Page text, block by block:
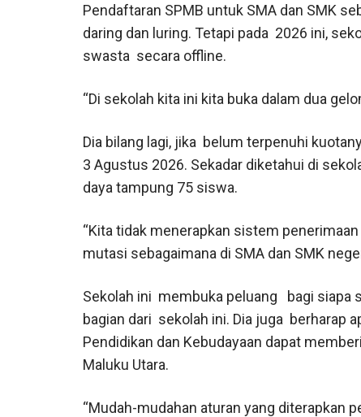
Pendaftaran SPMB untuk SMA dan SMK
daring dan luring. Tetapi pada 2026 ini,
swasta secara offline.
“Di sekolah kita ini kita buka dalam dua
Dia bilang lagi, jika belum terpenuhi
3 Agustus 2026. Sekadar diketahui di
daya tampung 75 siswa.
“Kita tidak menerapkan sistem
mutasi sebagaimana di SMA dan SMK
Sekolah ini membuka peluang bagi siapa
bagian dari sekolah ini. Dia juga berharap
Pendidikan dan Kebudayaan dapat
Maluku Utara.
“Mudah-mudahan aturan yang diterapkan